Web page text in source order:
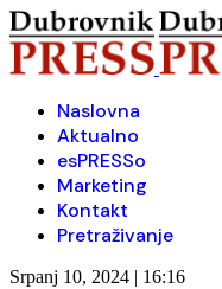
Naslovna
Aktualno
esPRESSo
Marketing
Kontakt
Pretraživanje
Srpanj 10, 2024 | 16:16